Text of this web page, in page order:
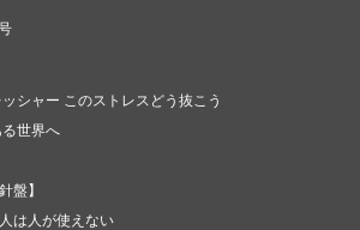
シャー このストレスどう抜こう
世界へ
盤】
は人が使えない